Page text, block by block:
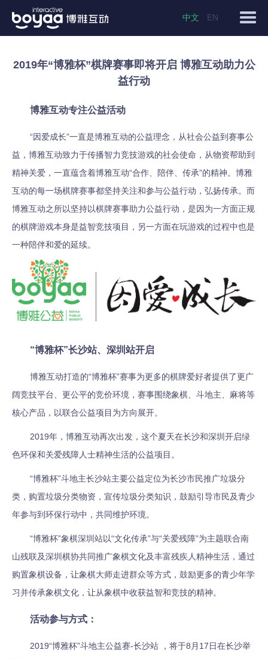
中文 EN
2019年“博雅杯”棋牌赛事即将开启 博雅互动助力公
益行动
博雅互动专注公益活动
“因爱成长”一直是博雅互动的公益理念，从社会公益到赛事公
益，博雅互动致力于传播智力竞技游戏的社会使命，从物资帮助到
精神关爱，一直蕴含着博雅互动“合作、陪伴、传承”的精神。博雅
互动的每一场棋牌赛事都坚持关注和参与公益行动，弘扬传承。而
博雅互动之所以坚持以棋牌赛事助力公益行动，是因为一方面正规
的棋牌游戏本身是益智竞技项目，另一方面在玩游戏的过程中也是
一种陪伴和爱的延续。
“博雅杯”长沙站、深圳站开启
博雅互动打造的“博雅杯”赛事为更多的棋牌爱好者提供了更广
阔竞技平台、更公平的竞价环境，赛事围绕象棋、斗地主、麻将等
核心产品，以联合公益项目为方向展开。
2019年，博雅互动再次出发，这个夏天在长沙和深圳开启绿
色环保和关爱残障人士精神生活的公益项目。
“博雅杯”斗地主长沙站主要公益定位为长沙市民推广垃圾分
类，购置垃圾分类物资，宣传垃圾分类知识，鼓励引导市民及青少
年参与到环保行动中，共同维护环境。
“博雅杯”象棋深圳站以“文化传承”与“关爱残障”为主题联合南
山残联及深圳棋协共同推广象棋文化及丰富残疾人精神生活，通过
购置象棋设备，让象棋大师走进群众等方式，鼓励更多的青少年学
习并传承象棋文化，让从象棋中收获益智和竞技的精神。
活动参与方式：
2019“博雅杯”斗地主公益赛-长沙站 ，将于8月17日在长沙举